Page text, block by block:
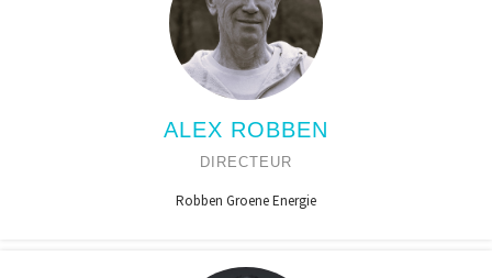
ALEX ROBBEN
DIRECTEUR
Robben Groene Energie